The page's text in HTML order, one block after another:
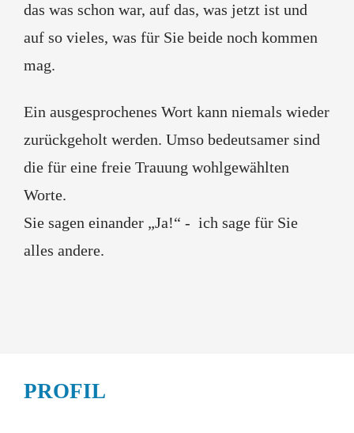
das was schon war, auf das, was jetzt ist und
auf so vieles, was für Sie beide noch kommen
mag.
Ein ausgesprochenes Wort kann niemals wieder
zurückgeholt werden. Umso bedeutsamer sind
die für eine freie Trauung wohlgewählten
Worte.
Sie sagen einander „Ja!“ - ich sage für Sie
alles andere.
PROFIL